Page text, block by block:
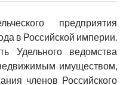
предприятия
в Российской империи.
Удельного ведомства
имуществом,
членов Российского